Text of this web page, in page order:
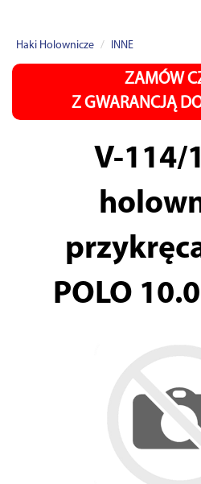
Haki Holownicze INNE
ZAMÓW
Z GWARANCJĄ
V-114/1
POLO